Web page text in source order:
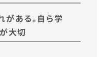
ある。自ら学
大切